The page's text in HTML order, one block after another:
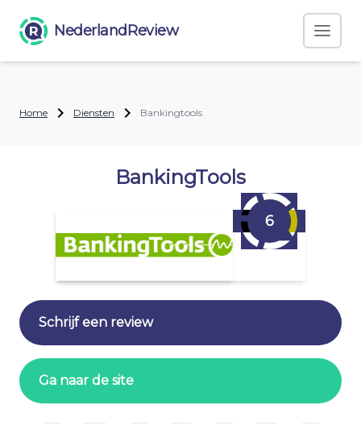
NederlandReview
Home Diensten Bankingtools
BankingTools
6
Schrijf een review
Ga naar de site